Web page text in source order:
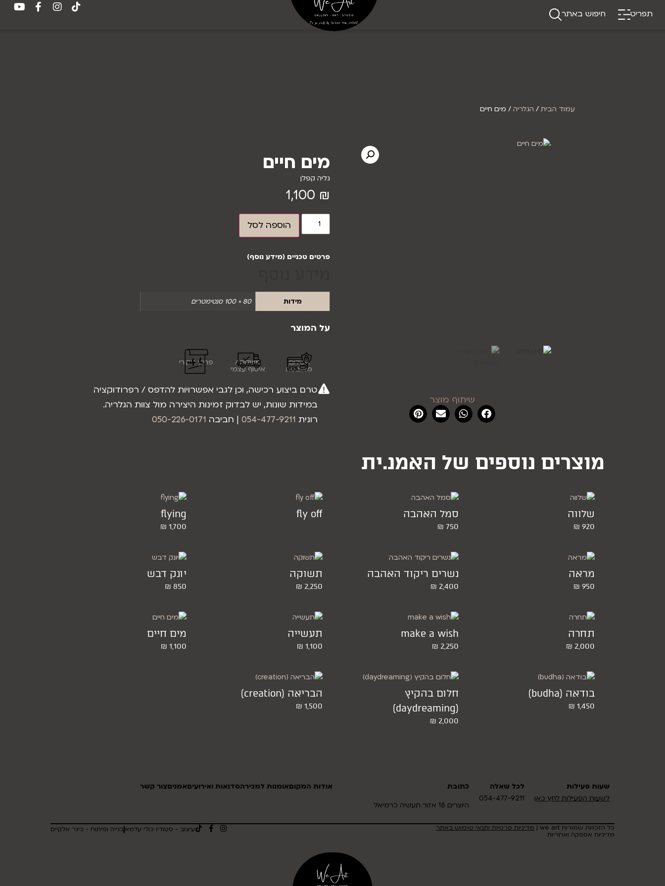
תפריט חיפוש באתר
עמוד הבית / הגלריה / מים חיים
שיתוף מוצר
מים חיים
גליה קפלן
1,100 ₪
הוספה לסל
פרטים טכניים (מידע נוסף)
מידות 80 × 100 סנטימטרים
על המוצר
תשלום
מאובטח
משלוח /
איסוף עצמי
פריט מקורי
טרם ביצוע רכישה, וכן לגבי אפשרויות להדפס / רפרודוקציה
במידות שונות, יש לבדוק זמינות היצירה מול צוות הגלריה.
רונית 054-477-9211 | חביבה 050-226-0171
מוצרים נוספים של האמנ.ית
שלווה
920
₪
סמל האהבה
750
₪
fly off
flying
1,700
₪
מראה
950
₪
נשרים ריקוד האהבה
2,400
₪
תשוקה
2,250
₪
יונק דבש
850
₪
תחרה
2,000
₪
make a wish
2,250
₪
תעשייה
1,100
₪
מים חיים
1,100
₪
בודאה (budha)
1,450
₪
חלום בהקיץ
(daydreaming)
2,000
₪
הבריאה (creation)
1,500
₪
שעות פעילות
לשעות הפעילות לחץ כאן
לכל שאלה
054-477-9211
כתובת
היוצרים 18 אזור תעשיה כרמיאל
אודות המקוםאומנות למכירהסדנאות ואירועיםאמניםצור קשר
כל הזכויות שמורות we art |
מדיניות פרטיות ותנאי שימוש באתר
מדיניות אספקה ואחריות
עיצוב - סטודיו כולי עלמאבנייה ופיתוח - כינר אלקיים